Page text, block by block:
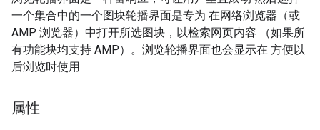
一个集合中的一个图块轮播界面是专为 在网络浏览器（或
AMP 浏览器）中打开所选图块，以检索网页内容 （如果所
有功能块均支持 AMP）。浏览轮播界面也会显示在 方便以
后浏览时使用
属性